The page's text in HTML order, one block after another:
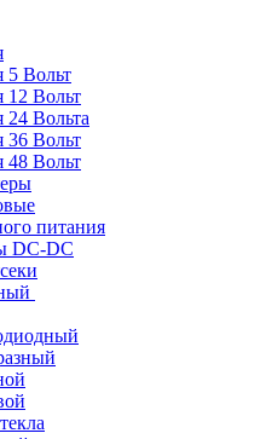
5 Вольт
12 Вольт
24 Вольта
36 Вольт
48 Вольт
питания
DC-DC